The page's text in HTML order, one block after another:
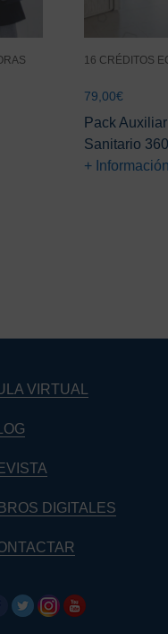
16 CRÉDITOS
79,00€
Pack
Sanitario 360
+ Información
VIRTUAL
DIGITALES